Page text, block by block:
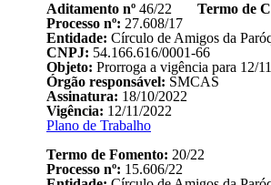
Aditamento nº 46/22 Termo de
Processo nº: 27.608/17
Entidade: Círculo de Amigos da
CNPJ: 54.166.616/0001-66
Objeto: Prorroga a vigência para 12/
Órgão responsável: SMCAS
Assinatura: 18/10/2022
Vigência: 12/11/2022
Plano de Trabalho
Termo de Fomento: 20/22
Processo nº: 15.606/22